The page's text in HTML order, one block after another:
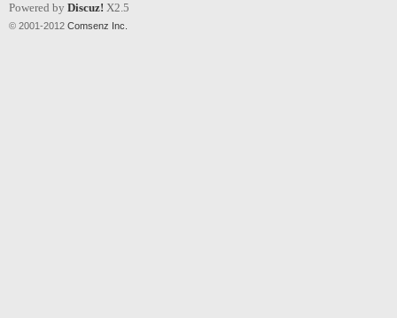
Powered by Discuz! X2.5
© 2001-2012 Comsenz Inc.